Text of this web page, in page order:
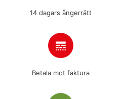
14 dagars ångerrätt
line_style
Betala mot faktura